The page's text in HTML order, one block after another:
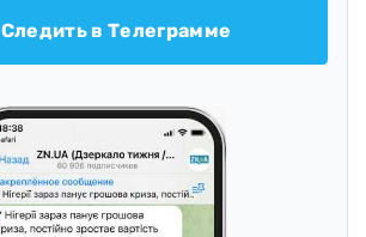
Следить в Телеграмме